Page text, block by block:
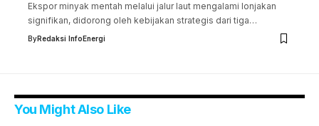
Ekspor minyak mentah melalui jalur laut mengalami lonjakan
signifikan, didorong oleh kebijakan strategis dari tiga…
ByRedaksi InfoEnergi
You Might Also Like